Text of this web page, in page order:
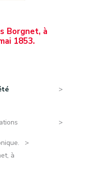
Borgnet, à
1853.
à